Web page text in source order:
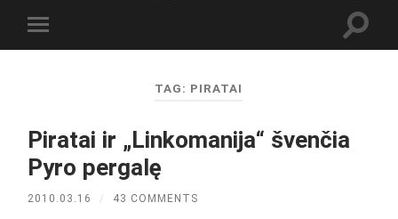
Toggle
mobile
TAG: PIRATAI
Piratai ir „Linkomanija“ švenčia
Pyro pergalę
2010.03.16 / 43 COMMENTS